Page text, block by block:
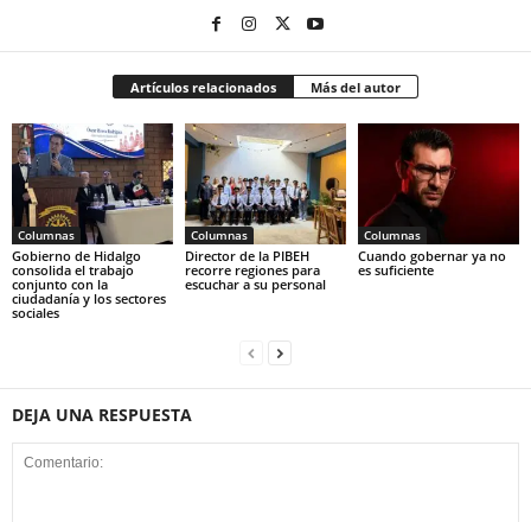
Artículos relacionados Más del autor
Columnas
Gobierno de Hidalgo
consolida el trabajo
conjunto con la
ciudadanía y los sectores
sociales
Columnas
Director de la PIBEH
recorre regiones para
escuchar a su personal
Columnas
Cuando gobernar ya no
es suficiente
DEJA UNA RESPUESTA